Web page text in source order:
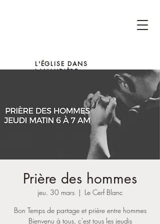
L'ÉGLISE DANS
LANAUDIÈRE
Prière des hommes
jeu. 30 mars
  |
Le Cerf Blanc
Bon Temps de partage et prière entre hommes
Bienvenu à tous, c'est tous les jeudis